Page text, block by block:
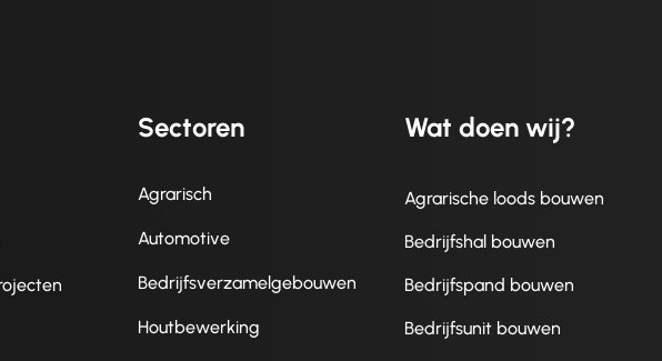
Sectoren
Agrarisch
Automotive
Bedrijfsverzamelgebouwen
Houtbewerking
Wat doen wij?
Agrarische loods bouwen
Bedrijfshal bouwen
Bedrijfspand bouwen
Bedrijfsunit bouwen